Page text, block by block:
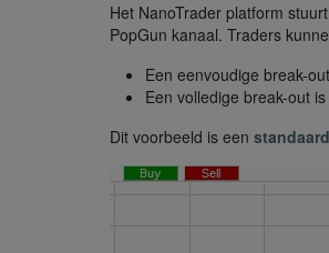
Het NanoTrader platform
PopGun kanaal. Traders
Een eenvoudige break-
Een volledige break-out
Dit voorbeeld is een standaard